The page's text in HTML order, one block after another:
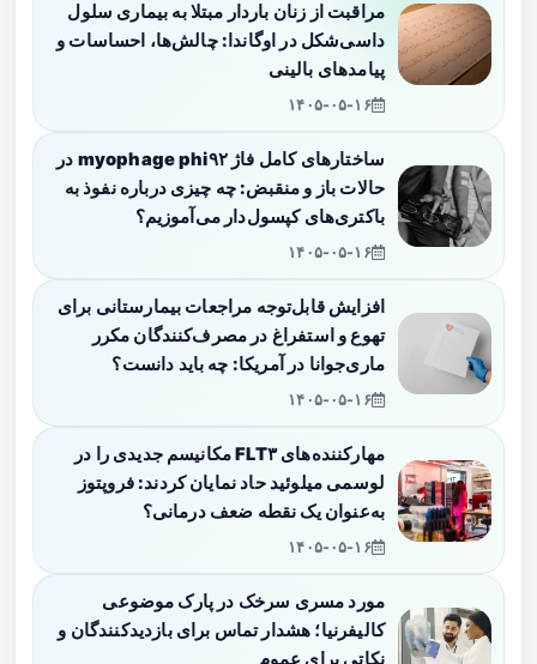
مراقبت از زنان باردار مبتلا به بیماری سلول
داسی‌شکل در اوگاندا: چالش‌ها، احساسات و
پیامدهای بالینی
۱۴۰۵-۰۵-۱۶
ساختارهای کامل فاژ myophage phi۹۲ در
حالات باز و منقبض: چه چیزی درباره نفوذ به
باکتری‌های کپسول‌دار می‌آموزیم؟
۱۴۰۵-۰۵-۱۶
افزایش قابل‌توجه مراجعات بیمارستانی برای
تهوع و استفراغ در مصرف‌کنندگان مکرر
ماری‌جوانا در آمریکا: چه باید دانست؟
۱۴۰۵-۰۵-۱۶
مهارکننده‌های FLT۳ مکانیسم جدیدی را در
لوسمی میلوئید حاد نمایان کردند: فروپتوز
به‌عنوان یک نقطه ضعف درمانی؟
۱۴۰۵-۰۵-۱۶
مورد مسری سرخک در پارک موضوعی
کالیفرنیا؛ هشدار تماس برای بازدیدکنندگان و